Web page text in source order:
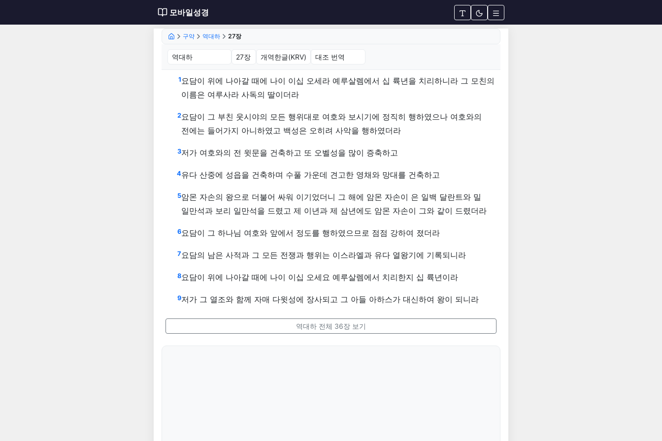
모바일성경
구약 역대하 27장
역대하 27장 (개역한글(KRV))
1요담이 위에 나아갈 때에 나이 이십 오세라 예루살렘에서 십 륙년을 치리하니라 그 모친의
이름은 여루사라 사독의 딸이더라
2요담이 그 부친 웃시야의 모든 행위대로 여호와 보시기에 정직히 행하였으나 여호와의
전에는 들어가지 아니하였고 백성은 오히려 사악을 행하였더라
3저가 여호와의 전 윗문을 건축하고 또 오벨성을 많이 증축하고
4유다 산중에 성읍을 건축하며 수풀 가운데 견고한 영채와 망대를 건축하고
5암몬 자손의 왕으로 더불어 싸워 이기었더니 그 해에 암몬 자손이 은 일백 달란트와 밀
일만석과 보리 일만석을 드렸고 제 이년과 제 삼년에도 암몬 자손이 그와 같이 드렸더라
6요담이 그 하나님 여호와 앞에서 정도를 행하였으므로 점점 강하여 졌더라
7요담의 남은 사적과 그 모든 전쟁과 행위는 이스라엘과 유다 열왕기에 기록되니라
8요담이 위에 나아갈 때에 나이 이십 오세요 예루살렘에서 치리한지 십 륙년이라
9저가 그 열조와 함께 자매 다윗성에 장사되고 그 아들 아하스가 대신하여 왕이 되니라
역대하 전체 36장 보기